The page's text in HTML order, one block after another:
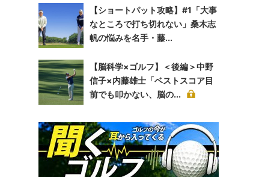
【ショートパット攻略】#1「大事
なところで打ち切れない」桑木志
帆の悩みを名手・藤...
【脳科学×ゴルフ】＜後編＞中野
信子×内藤雄士「ベストスコア目
前でも叩かない、脳の...